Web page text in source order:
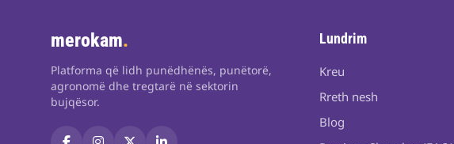
merokam.
Platforma që lidh punëdhënës, punëtorë,
agronomë dhe tregtarë në sektorin
bujqësor.
Lundrim
Kreu
Rreth nesh
Blog